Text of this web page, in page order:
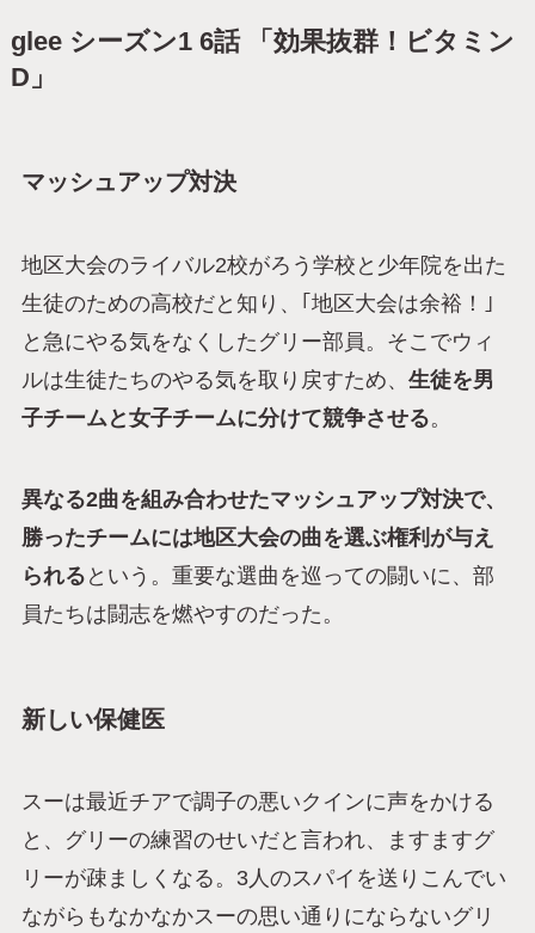
glee シーズン1 6話 「効果抜群！ビタミン
D」
マッシュアップ対決
地区大会のライバル2校がろう学校と少年院を出た
生徒のための高校だと知り、｢地区大会は余裕！｣
と急にやる気をなくしたグリー部員。そこでウィ
ルは生徒たちのやる気を取り戻すため、 生徒を男
子チームと女子チームに分けて競争させる。
異なる2曲を組み合わせたマッシュアップ対決で、
勝ったチームには地区大会の曲を選ぶ権利が与え
られる という。重要な選曲を巡っての闘いに、部
員たちは闘志を燃やすのだった。
新しい保健医
スーは最近チアで調子の悪いクインに声をかける
と、グリーの練習のせいだと言われ、ますますグ
リーが疎ましくなる。3人のスパイを送りこんでい
ながらもなかなかスーの思い通りにならないグリ